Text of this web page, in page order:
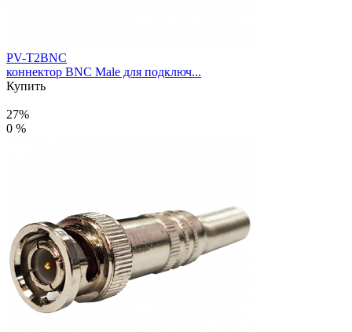
PV-T2BNC
коннектор BNC Male для подключ...
Купить
27%
0 %